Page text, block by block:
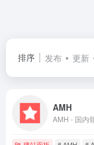
排序 发布 更新
AMH
AMH - 国内